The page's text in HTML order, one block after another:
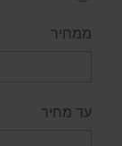
ממחיר
עד מחיר